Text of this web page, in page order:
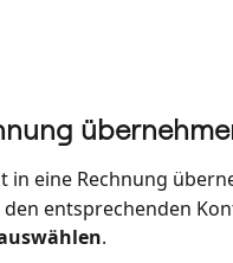
in eine Rechnung
entsprechenden
.